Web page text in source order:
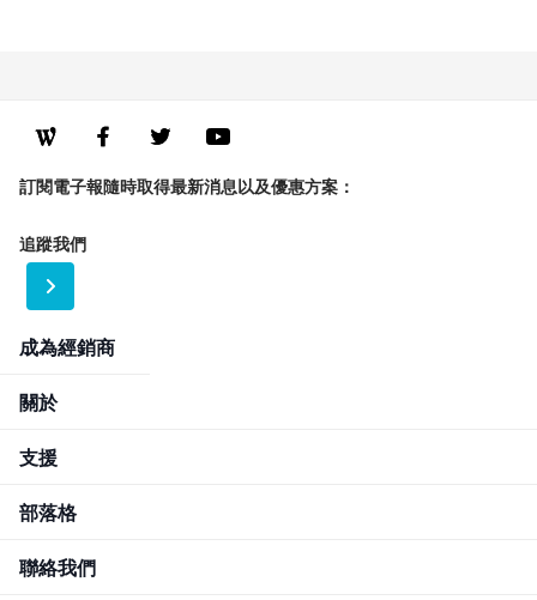
部落格
關於
支援
聯絡我們
成為經銷商
訂閱電子報隨時取得最新消息以及優惠方案：
追蹤我們